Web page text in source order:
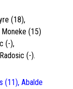
(18),
(15)
(-),
(-).
(11), Abalde